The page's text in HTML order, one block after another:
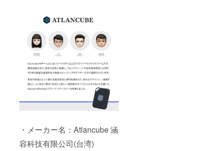
・メーカー名：Atlancube 涵
容科技有限公司(台湾)